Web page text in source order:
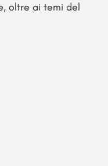
oltre ai temi del